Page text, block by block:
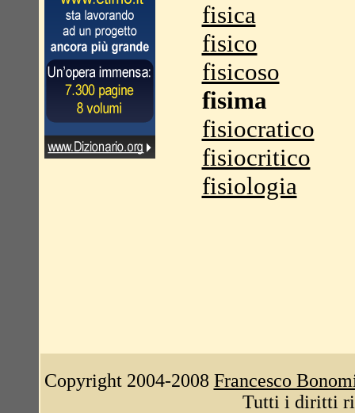
fisica
fisico
fisicoso
fisima
fisiocratico
fisiocritico
fisiologia
Copyright 2004-2008 Francesco
Tutti i diritti